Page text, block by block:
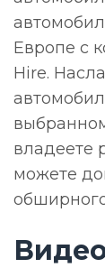
Европе с
Hire.
владеете
можете